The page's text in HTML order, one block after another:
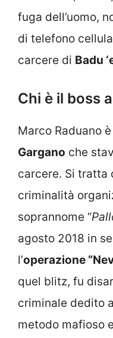
fuga dell’uomo,
di telefono
carcere di Badu
Chi è il boss
Marco Raduano
Gargano che
carcere. Si tratta
criminalità
soprannome “
agosto 2018 in
l’operazione
quel blitz, fu
criminale dedito
metodo mafioso